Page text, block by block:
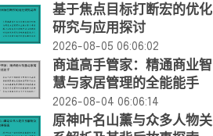
基于焦点目标打断宏的优化
研究与应用探讨
2026-08-05 06:06:02
商道高手管家：精通商业智
慧与家居管理的全能能手
2026-08-04 06:06:14
原神叶名山薰与众多人物关